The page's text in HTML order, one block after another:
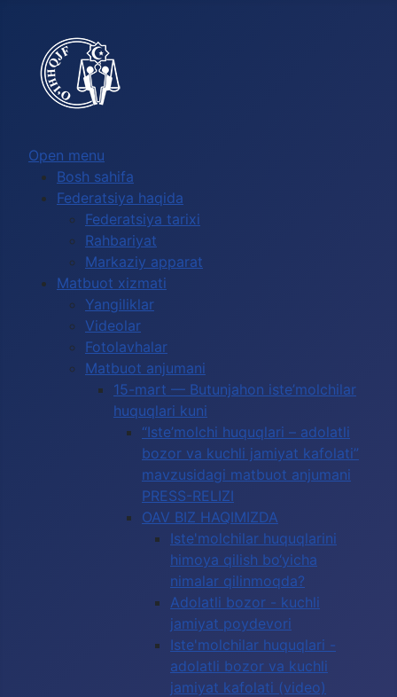
Open menu
Bosh sahifa
Federatsiya haqida
Federatsiya tarixi
Rahbariyat
Markaziy apparat
Matbuot xizmati
Yangiliklar
Videolar
Fotolavhalar
Matbuot anjumani
15-mart — Butunjahon iste’molchilar
huquqlari kuni
“Iste’molchi huquqlari – adolatli
bozor va kuchli jamiyat kafolati”
mavzusidagi matbuot anjumani
PRESS-RELIZI
OAV BIZ HAQIMIZDA
Iste'molchilar huquqlarini
himoya qilish bo‘yicha
nimalar qilinmoqda?
Adolatli bozor - kuchli
jamiyat poydevori
Iste'molchilar huquqlari -
adolatli bozor va kuchli
jamiyat kafolati (video)